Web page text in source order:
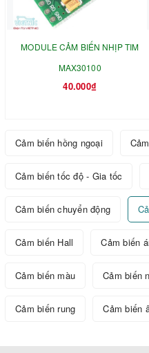
MODULE CẢM BIẾN NHỊP TIM
MAX30100
40.000₫
Cảm biến hồng ngoại
Cảm biến tốc độ - Gia tốc
Cảm biến chuyển động
Cảm biến Hall Cảm biến
Cảm biến màu Cảm biến
Cảm biến rung Cảm biến